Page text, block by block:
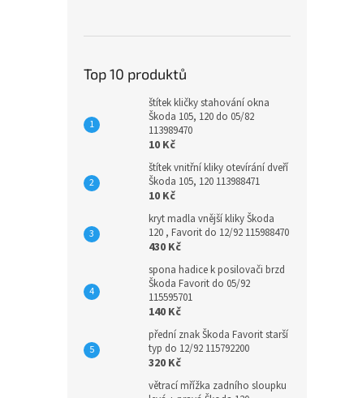
Top 10 produktů
štítek kličky stahování okna
Škoda 105, 120 do 05/82
113989470
10 Kč
štítek vnitřní kliky otevírání dveří
Škoda 105, 120 113988471
10 Kč
kryt madla vnější kliky Škoda
120 , Favorit do 12/92 115988470
430 Kč
spona hadice k posilovači brzd
Škoda Favorit do 05/92
115595701
140 Kč
přední znak Škoda Favorit starší
typ do 12/92 115792200
320 Kč
větrací mřížka zadního sloupku